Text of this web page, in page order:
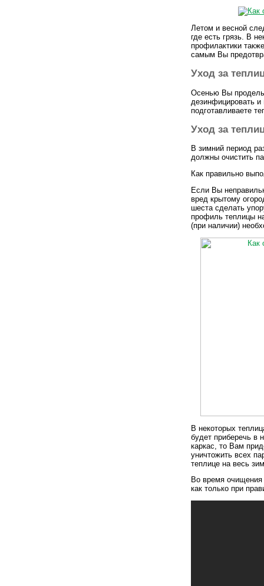
Летом и весной
где есть грязь. В
профилактики
самым Вы
Уход за
Осенью Вы
дезинфицировать
подготавливаете
Уход за
В зимний период
должны очистить
Как правильно
Если Вы
вред крытому
шеста сделать
профиль теплицы
(при наличии)
В некоторых
будет приберечь в
каркас, то Вам
уничтожить всех
теплице на весь
Во время очищения
как только при